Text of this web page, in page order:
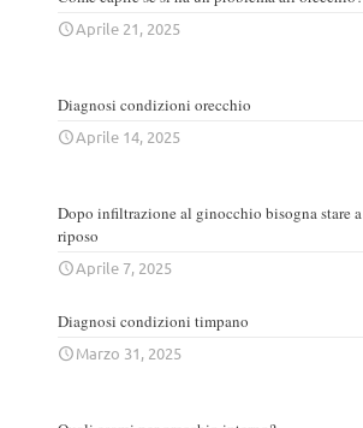
Aprile 21, 2025
Diagnosi condizioni orecchio
Aprile 14, 2025
Dopo infiltrazione al ginocchio bisogna stare a
riposo
Aprile 7, 2025
Diagnosi condizioni timpano
Marzo 31, 2025